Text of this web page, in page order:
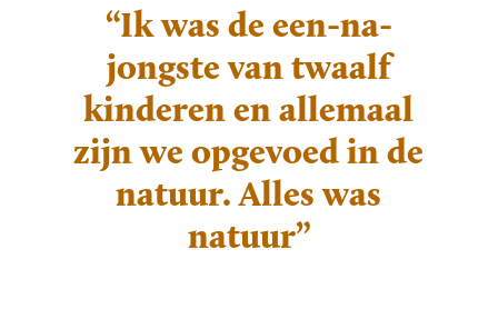
“Ik was de een-na-
jongste van twaalf
kinderen en allemaal
zijn we opgevoed in de
natuur. Alles was
natuur”